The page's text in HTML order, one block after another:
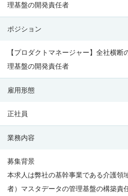
エ
ス・
ム・
CO.,
LTD.）
理基盤の開発責任者
ポジション
【プロダクトマネージャー】全社横
理基盤の開発責任者
雇用形態
正社員
業務内容
募集背景
本求人は弊社の基幹事業である介護領
者）マスタデータの管理基盤の構築責